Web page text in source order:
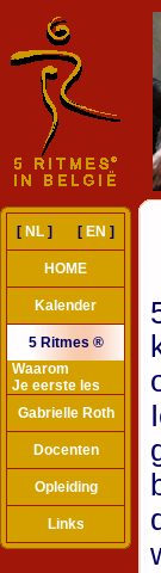
[ NL ] [ EN ]
HOME
Kalender
5 Ritmes ®
Waarom
Je eerste les
Gabrielle Roth
Docenten
Opleiding
Links